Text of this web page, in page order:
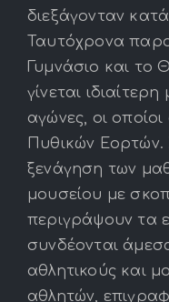
διεξάγονταν
Ταυτόχρονα
Γυμνάσιο και
γίνεται
αγώνες, οι
Πυθικών Εορτών.
ξενάγηση των
μουσείου με
περιγράψουν τα
συνδέονται
αθλητικούς και
αθλητών,